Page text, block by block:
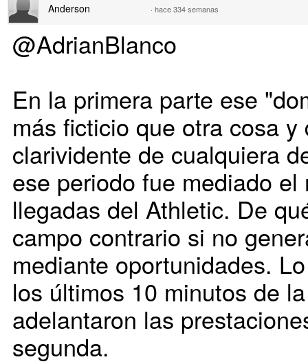
Anderson · hace 334 semanas
@AdrianBlanco
En la primera parte ese
más ficticio que otra cosa
clarividente de cualquiera
ese periodo fue mediado el
llegadas del Athletic. De
campo contrario si no
mediante oportunidades.
los últimos 10 minutos de
adelantaron las
segunda.